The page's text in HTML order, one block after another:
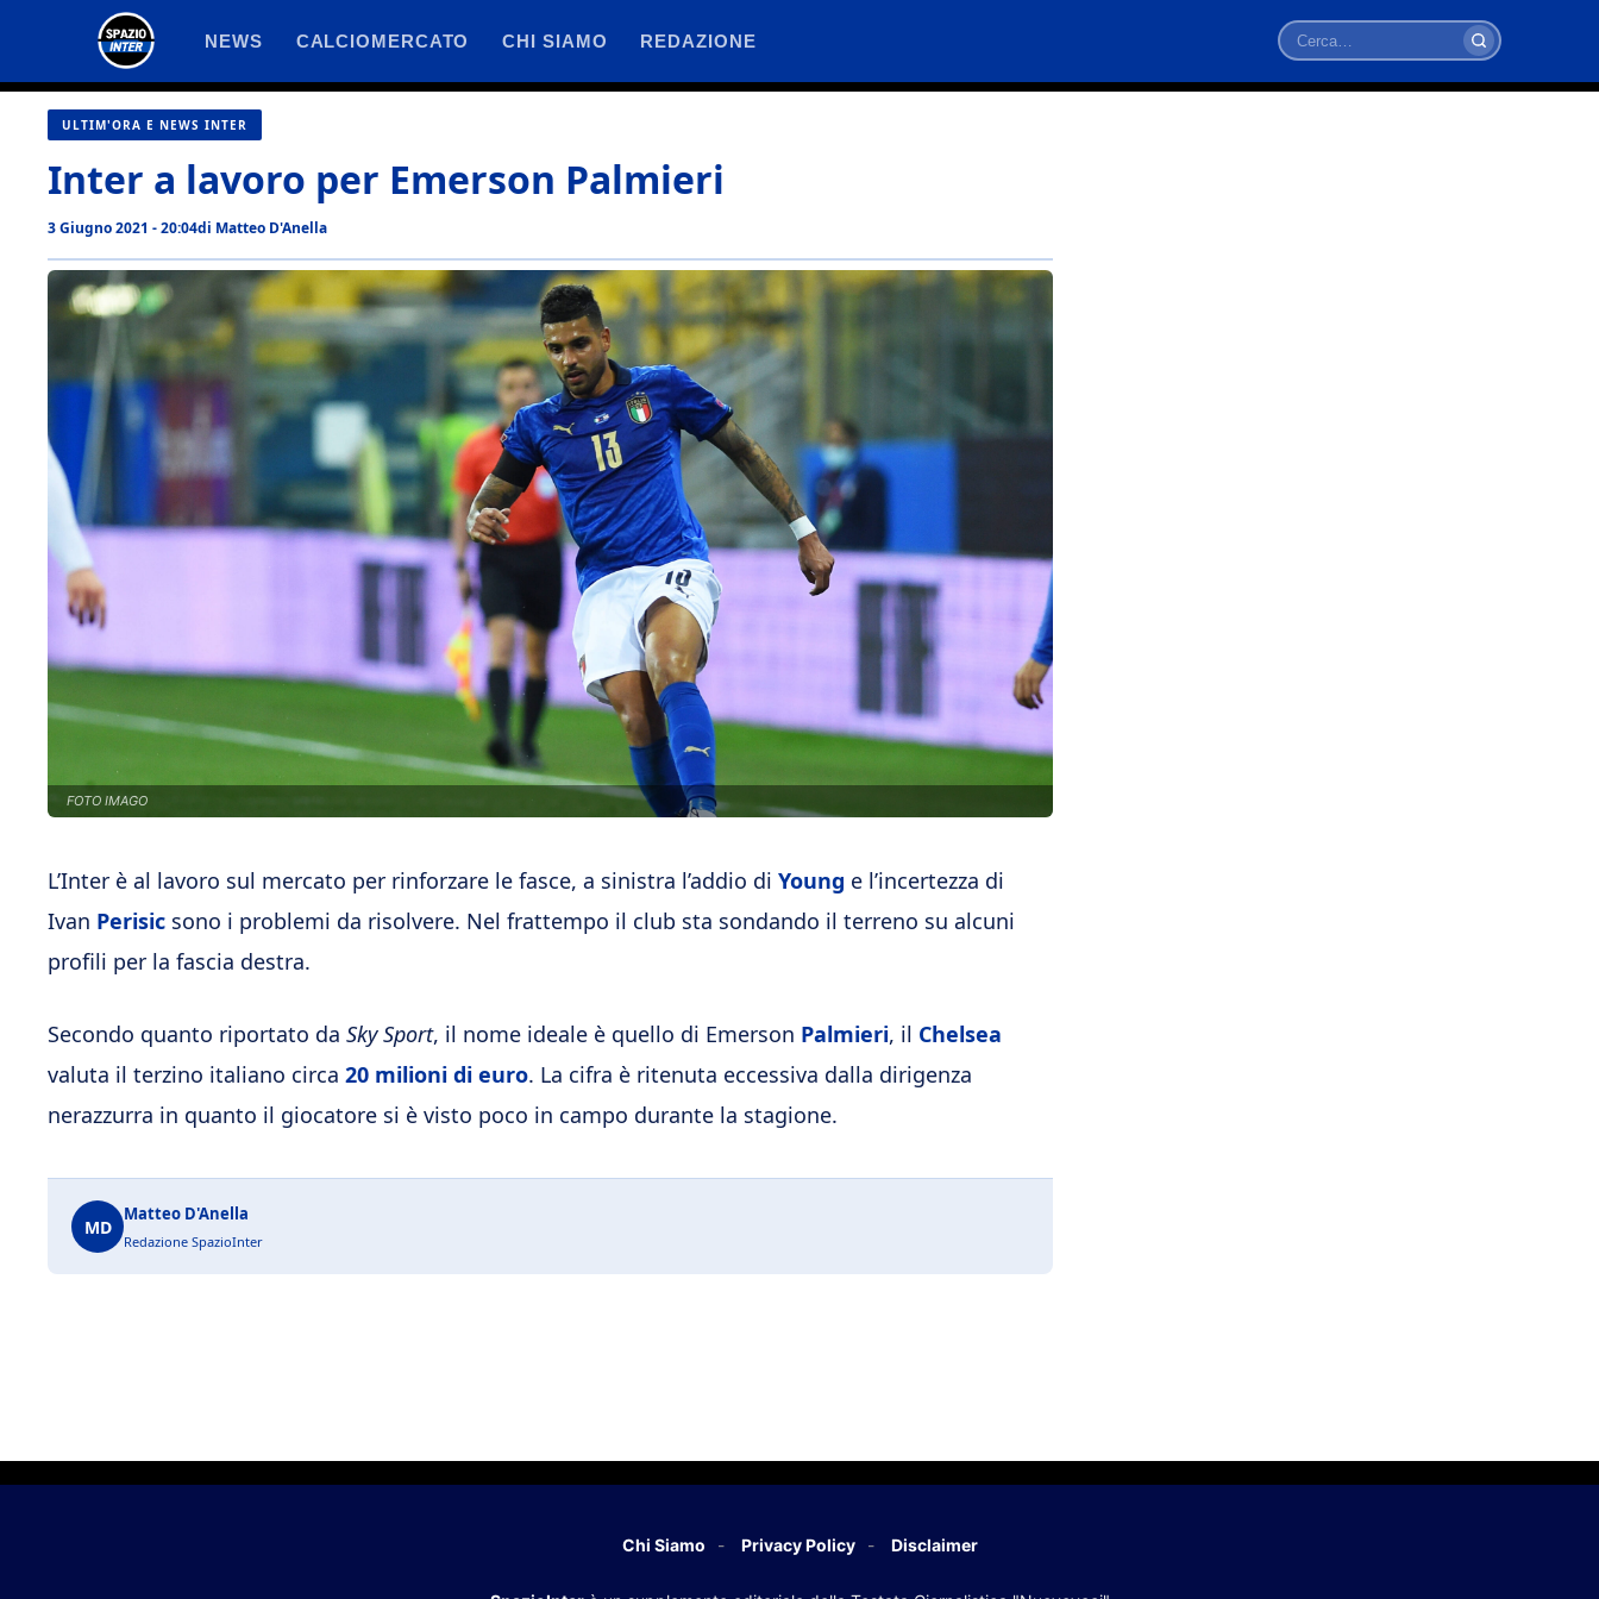
contenuto
NEWS CALCIOMERCATO CHI SIAMO REDAZIONE
Cerca
ULTIM'ORA E NEWS INTER
Inter a lavoro per Emerson Palmieri
3 Giugno 2021 - 20:04di Matteo D'Anella
FOTO IMAGO
L’Inter è al lavoro sul mercato per rinforzare le fasce, a sinistra l’addio di Young e l’incertezza di
Ivan Perisic sono i problemi da risolvere. Nel frattempo il club sta sondando il terreno su alcuni
profili per la fascia destra.
Secondo quanto riportato da Sky Sport, il nome ideale è quello di Emerson Palmieri, il Chelsea
valuta il terzino italiano circa 20 milioni di euro. La cifra è ritenuta eccessiva dalla dirigenza
nerazzurra in quanto il giocatore si è visto poco in campo durante la stagione.
MD
Matteo D'Anella
Redazione SpazioInter
Chi Siamo Privacy Policy Disclaimer